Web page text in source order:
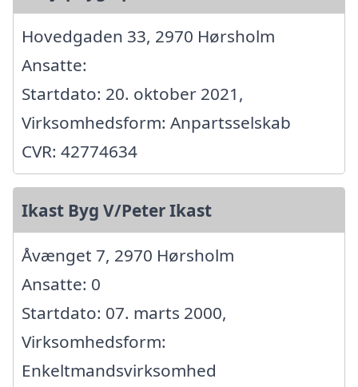
Hovedgaden 33, 2970 Hørsholm
Ansatte:
Startdato: 20. oktober 2021,
Virksomhedsform: Anpartsselskab
CVR: 42774634
Ikast Byg V/Peter Ikast
Åvænget 7, 2970 Hørsholm
Ansatte: 0
Startdato: 07. marts 2000,
Virksomhedsform:
Enkeltmandsvirksomhed